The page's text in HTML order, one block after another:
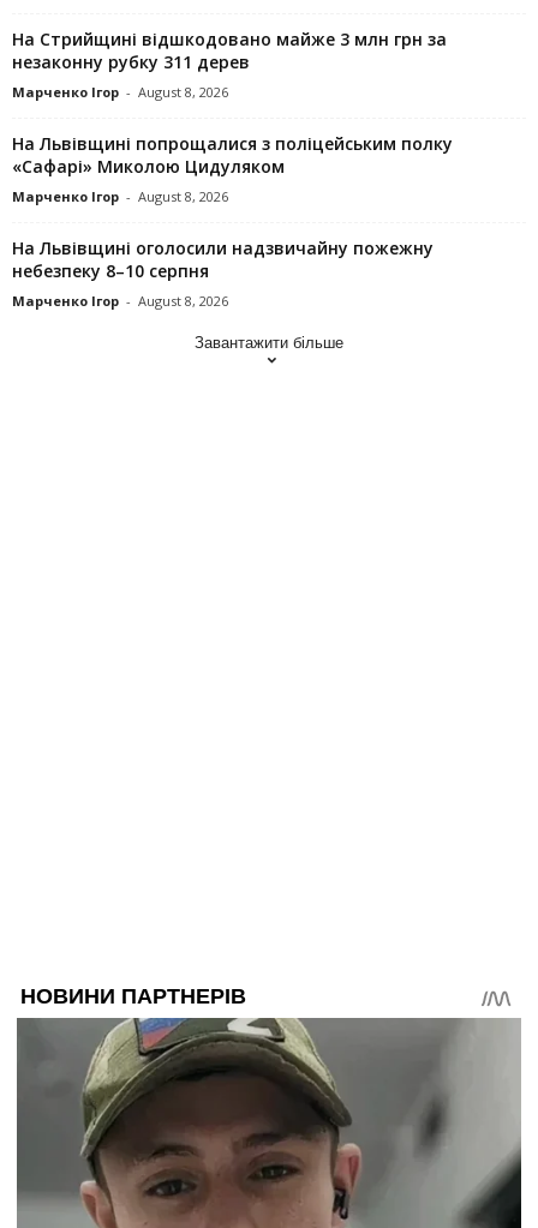
На Стрийщині відшкодовано майже 3 млн грн за
незаконну рубку 311 дерев
Марченко Ігор - August 8, 2026
На Львівщині попрощалися з поліцейським полку
«Сафарі» Миколою Цидуляком
Марченко Ігор - August 8, 2026
На Львівщині оголосили надзвичайну пожежну
небезпеку 8–10 серпня
Марченко Ігор - August 8, 2026
Завантажити більше